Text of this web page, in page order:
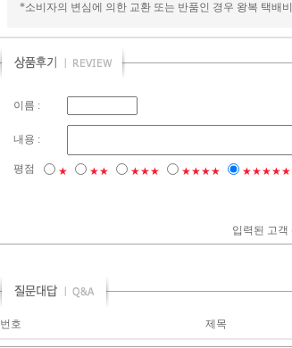
*소비자의 변심에 의한 교환 또는 반품인 경우 왕복 택배
이름 :
내용 :
평점 ★ ★★ ★★★ ★★★★ ★★★★★
입력된 고객
번호 제목